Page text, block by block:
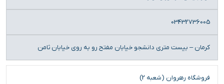
03432736005
کرمان – بیست متری دانشجو خیابان مفتح رو به روی خیابان ثامن
فروشگاه رهروان (شعبه 2)